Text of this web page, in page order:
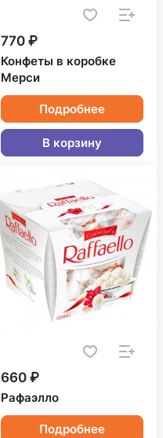
770 ₽
Конфеты в коробке
Мерси
Подробнее
В корзину
660 ₽
Рафаэлло
Подробнее